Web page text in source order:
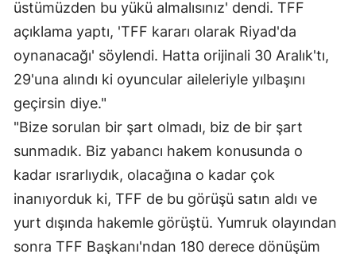
üstümüzden bu yükü almalısınız' dendi. TFF
açıklama yaptı, 'TFF kararı olarak Riyad'da
oynanacağı' söylendi. Hatta orijinali 30 Aralık'tı,
29'una alındı ki oyuncular aileleriyle yılbaşını
geçirsin diye."
"Bize sorulan bir şart olmadı, biz de bir şart
sunmadık. Biz yabancı hakem konusunda o
kadar ısrarlıydık, olacağına o kadar çok
inanıyorduk ki, TFF de bu görüşü satın aldı ve
yurt dışında hakemle görüştü. Yumruk olayından
sonra TFF Başkanı'ndan 180 derece dönüşüm